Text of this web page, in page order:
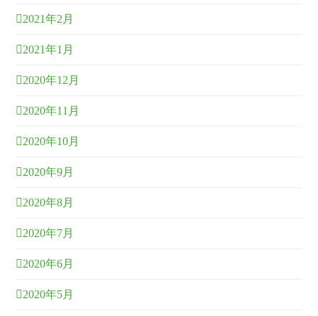
2021年2月
2021年1月
2020年12月
2020年11月
2020年10月
2020年9月
2020年8月
2020年7月
2020年6月
2020年5月